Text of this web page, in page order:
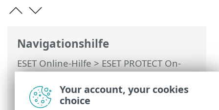
Navigationshilfe
ESET Online-Hilfe>ESET PROTECT On-
Prem>ESET PROTECT VA verwenden>
Management-Konsole der ESET PROTECT
> VM-Passwort ändern
Your account, your cookies
choice